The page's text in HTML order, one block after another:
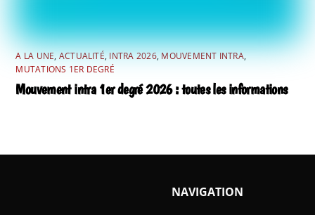
A LA UNE,ACTUALITÉ,INTRA 2026,MOUVEMENT INTRA,
MUTATIONS 1ER DEGRÉ
Mouvement intra 1er degré 2026 : toutes les informations
NAVIGATION